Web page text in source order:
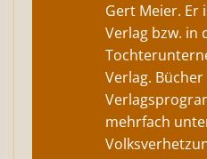
Gert Meier.
Verlag bzw. in
Verlag.
mehrfach